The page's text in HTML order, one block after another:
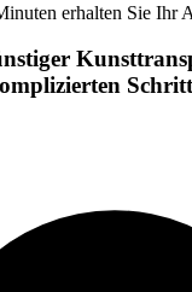
erhalten Sie Ihr